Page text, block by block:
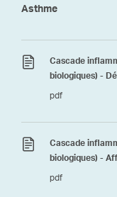
Asthme
Cascade
biologiques) -
pdf
Cascade
biologiques) -
pdf